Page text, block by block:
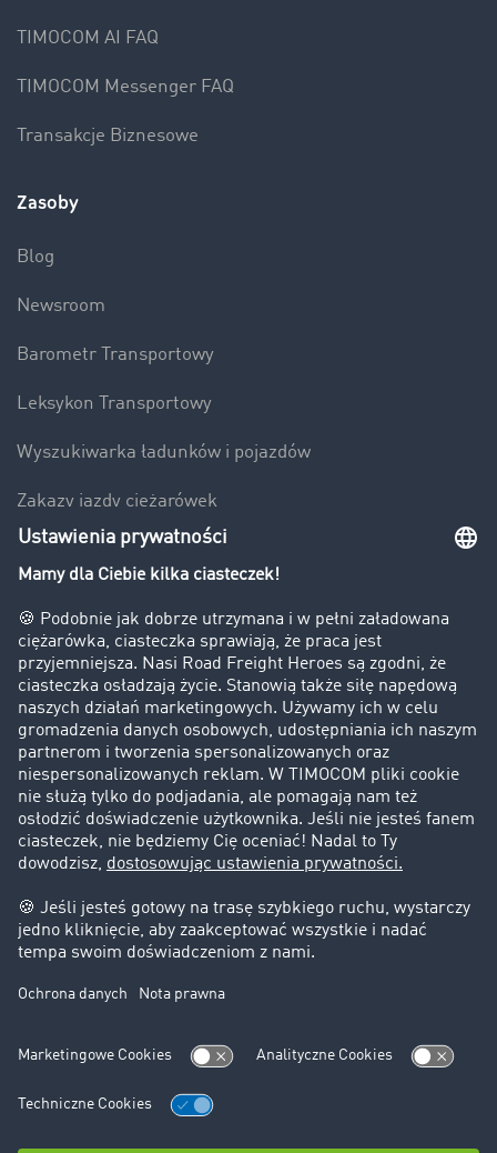
TIMOCOM AI FAQ
TIMOCOM Messenger FAQ
Transakcje Biznesowe
Zasoby
Blog
Newsroom
Barometr Transportowy
Leksykon Transportowy
Wyszukiwarka ładunków i pojazdów
Zakazy jazdy ciężarówek
Bezpieczeństwo
Firma
Historie sukcesu
Klienci pozyskują nowych klientów
Informacje prawne
Impressum
OWU
Ochrona danych
Ustawienia plików cookies